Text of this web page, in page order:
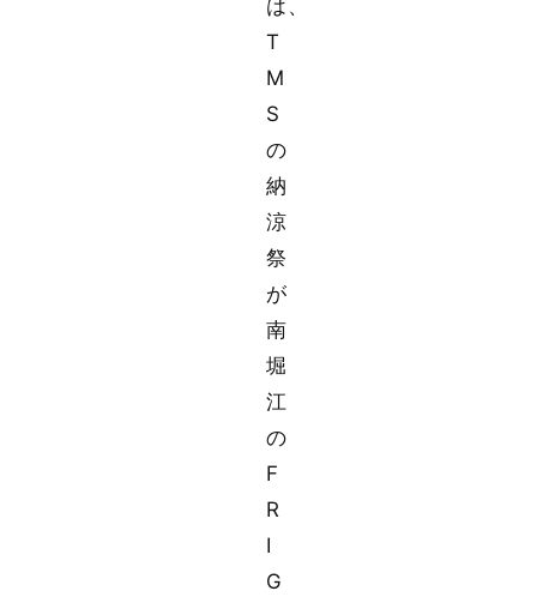
は、
T
M
S
の
納
涼
祭
が
南
堀
江
の
F
R
I
G